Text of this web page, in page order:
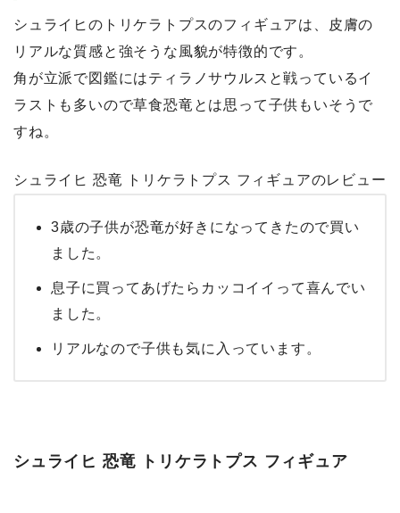
シュライヒのトリケラトプスのフィギュアは、皮膚の
リアルな質感と強そうな風貌が特徴的です。
角が立派で図鑑にはティラノサウルスと戦っているイ
ラストも多いので草食恐竜とは思って子供もいそうで
すね。
シュライヒ 恐竜 トリケラトプス フィギュアのレビュー
3歳の子供が恐竜が好きになってきたので買い
ました。
息子に買ってあげたらカッコイイって喜んでい
ました。
リアルなので子供も気に入っています。
シュライヒ 恐竜 トリケラトプス フィギュア